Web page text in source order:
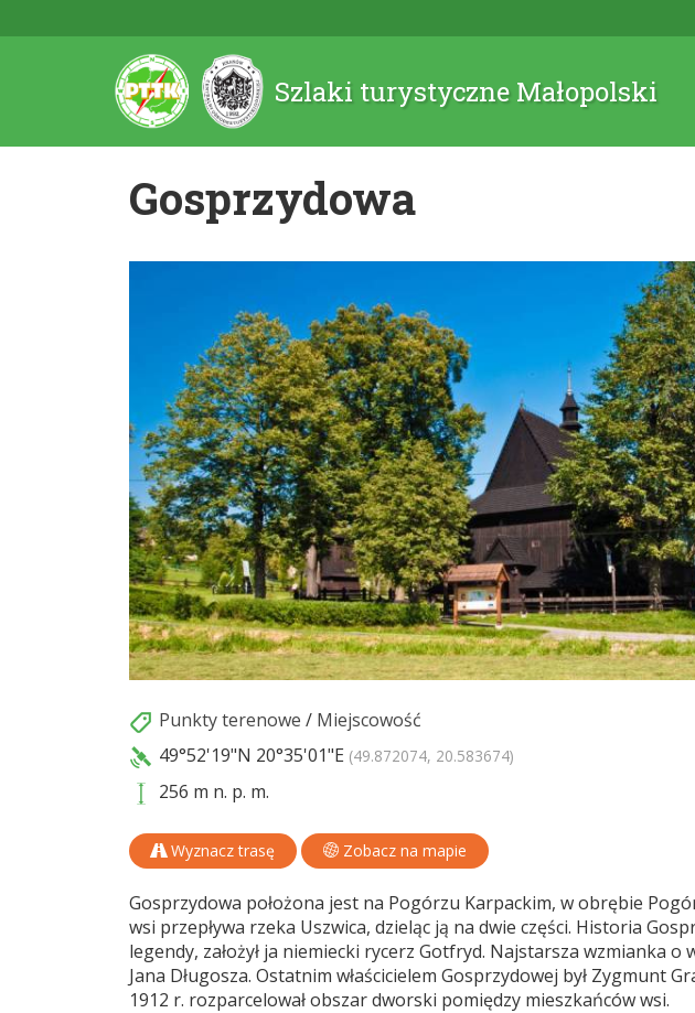
Szlaki turystyczne Małopolski
Gosprzydowa
Punkty terenowe / Miejscowość
49°52'19"N 20°35'01"E (49.872074, 20.583674)
256 m n. p. m.
Wyznacz trasę Zobacz na mapie
Gosprzydowa położona jest na Pogórzu Karpackim, w obrębie
wsi przepływa rzeka Uszwica, dzieląc ją na dwie części. Historia
legendy, założył ja niemiecki rycerz Gotfryd. Najstarsza wzmianka
Jana Długosza. Ostatnim właścicielem Gosprzydowej był Zygmunt
1912 r. rozparcelował obszar dworski pomiędzy mieszkańców wsi.